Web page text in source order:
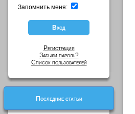
Запомнить меня:
Регистрация
Забыли пароль?
Список пользователей
Последние статьи